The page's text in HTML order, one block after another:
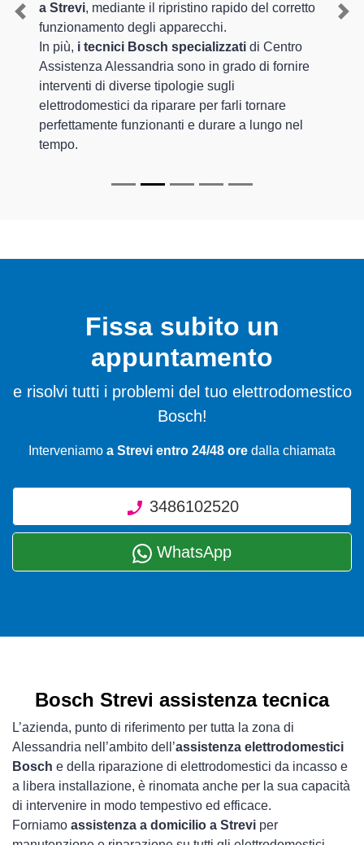
a Strevi, mediante il ripristino rapido del corretto
funzionamento degli apparecchi.
In più, i tecnici Bosch specializzati di Centro
Assistenza Alessandria sono in grado di fornire
interventi di diverse tipologie sugli
elettrodomestici da riparare per farli tornare
perfettamente funzionanti e durare a lungo nel
tempo.
Previous
Fissa subito un
appuntamento
e risolvi tutti i problemi del tuo elettrodomestico
Bosch!
Interveniamo a Strevi entro 24/48 ore dalla chiamata
3486102520
WhatsApp
Bosch Strevi assistenza tecnica
L’azienda, punto di riferimento per tutta la zona di
Alessandria nell’ambito dell’assistenza elettrodomestici
Bosch e della riparazione di elettrodomestici da incasso e
a libera installazione, è rinomata anche per la sua capacità
di intervenire in modo tempestivo ed efficace.
Forniamo assistenza a domicilio a Strevi per